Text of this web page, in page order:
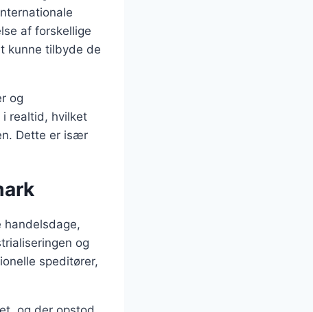
af forskellige
kunne tilbyde de
og
realtid, hvilket
Dette er især
handelsdage,
og
speditører,